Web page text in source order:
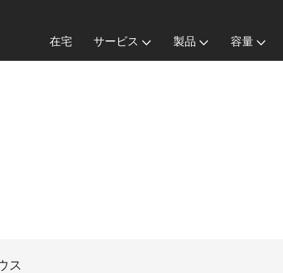
在宅 サービス 製品 容量
ス